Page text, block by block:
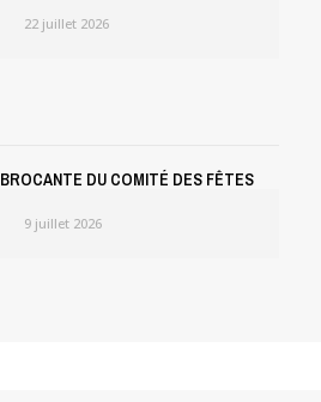
22 juillet 2026
BROCANTE DU COMITÉ DES FÊTES
9 juillet 2026